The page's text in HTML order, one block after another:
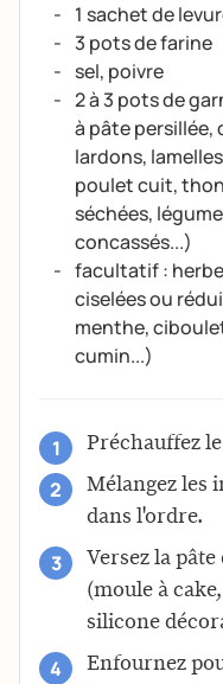
1 sachet de
3 pots de farine
sel, poivre
2 à 3 pots de
à pâte persillée,
lardons,
poulet cuit,
séchées,
concassés...)
facultatif :
ciselées ou
menthe,
cumin...)
Préchauffez le
Mélangez les
dans l'ordre.
Versez la
(moule à
silicone
Enfournez